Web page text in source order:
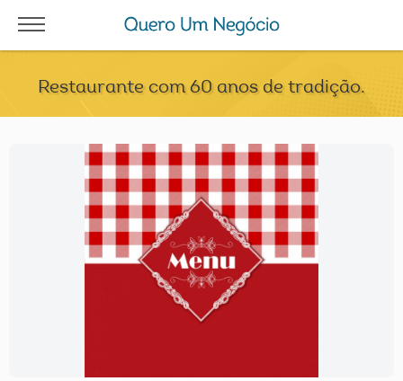
Restaurante com 60 anos de tradição.